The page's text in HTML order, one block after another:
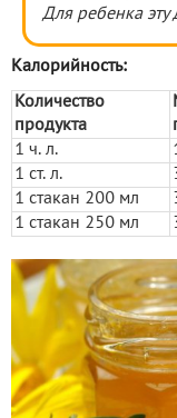
Для ребенка эту
Калорийность:
Количество
продукта
1 ч. л.
1 ст. л.
1 стакан 200 мл
1 стакан 250 мл